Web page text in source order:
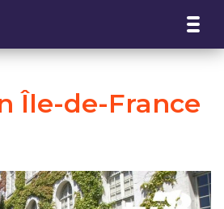
Île-de-France
cookies